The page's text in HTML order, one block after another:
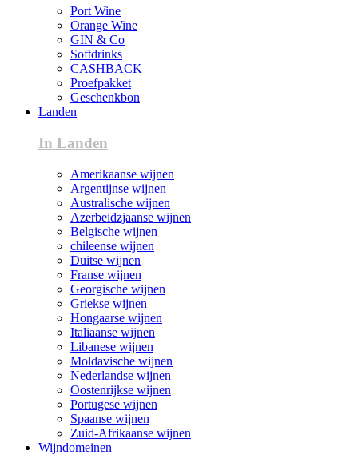
Port Wine
Orange Wine
GIN & Co
Softdrinks
CASHBACK
Proefpakket
Geschenkbon
Landen
In Landen
Amerikaanse wijnen
Argentijnse wijnen
Australische wijnen
Azerbeidzjaanse wijnen
Belgische wijnen
chileense wijnen
Duitse wijnen
Franse wijnen
Georgische wijnen
Griekse wijnen
Hongaarse wijnen
Italiaanse wijnen
Libanese wijnen
Moldavische wijnen
Nederlandse wijnen
Oostenrijkse wijnen
Portugese wijnen
Spaanse wijnen
Zuid-Afrikaanse wijnen
Wijndomeinen